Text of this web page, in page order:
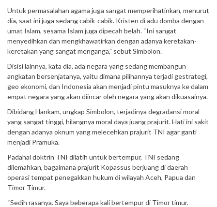
Untuk permasalahan agama juga sangat memperihatinkan, menurut
dia, saat ini juga sedang cabik-cabik. Kristen di adu domba dengan
umat Islam, sesama Islam juga dipecah belah. “Ini sangat
menyedihkan dan mengkhawatirkan dengan adanya keretakan-
keretakan yang sangat menganga,” sebut Simbolon.
Disisi lainnya, kata dia, ada negara yang sedang membangun
angkatan bersenjatanya, yaitu dimana pilihannya terjadi gestrategi,
geo ekonomi, dan Indonesia akan menjadi pintu masuknya ke dalam
empat negara yang akan diincar oleh negara yang akan dikuasainya.
Dibidang Hankam, ungkap Simbolon, terjadinya degradansi moral
yang sangat tinggi, hilangnya moral daya juang prajurit. Hati ini sakit
dengan adanya oknum yang melecehkan prajurit TNI agar ganti
menjadi Pramuka.
Padahal doktrin TNI dilatih untuk bertempur, TNI sedang
dilemahkan, bagaimana prajurit Kopassus berjuang di daerah
operasi tempat penegakkan hukum di wilayah Aceh, Papua dan
Timor Timur.
“Sedih rasanya. Saya beberapa kali bertempur di Timor timur.